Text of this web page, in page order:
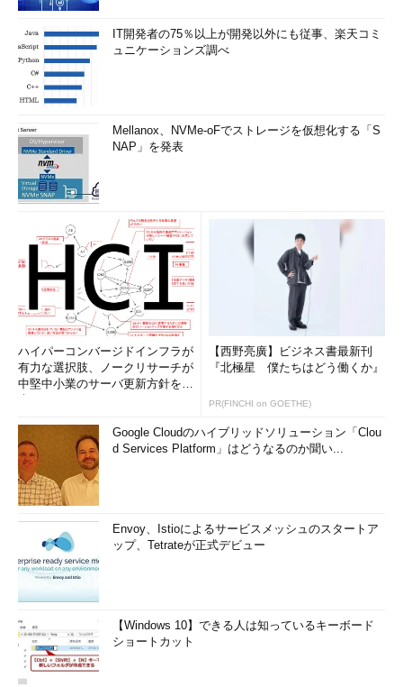
IT開発者の75％以上が開発以外にも従事、楽天コミ
ュニケーションズ調べ
Mellanox、NVMe-oFでストレージを仮想化する「S
NAP」を発表
ハイパーコンバージドインフラが
有力な選択肢、ノークリサーチが
中堅中小業のサーバ更新方針を調
【西野亮廣】ビジネス書最新刊
『北極星 僕たちはどう働くか』
PR(FINCHI on GOETHE)
Google Cloudのハイブリッドソリューション「Clou
d Services Platform」はどうなるのか聞い...
Envoy、Istioによるサービスメッシュのスタートア
ップ、Tetrateが正式デビュー
【Windows 10】できる人は知っているキーボード
ショートカット